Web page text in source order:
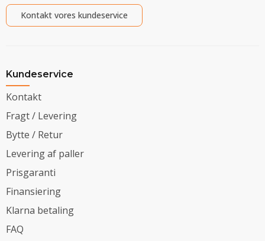
Kontakt vores kundeservice
Kundeservice
Kontakt
Fragt / Levering
Bytte / Retur
Levering af paller
Prisgaranti
Finansiering
Klarna betaling
FAQ